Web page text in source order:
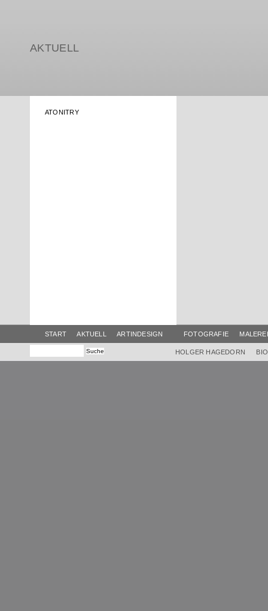
AKTUELL
ATONITRY
START AKTUELL ARTINDESIGN FOTOGRAFIE MALEREI
HOLGER HAGEDORN